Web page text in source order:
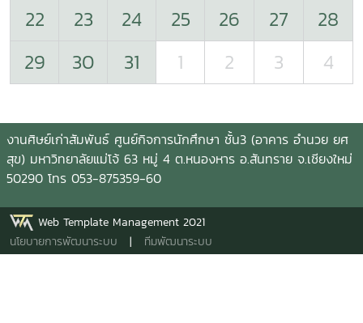
22
23 24 25 26 27
28
29
30 31 1 2 3 4
งานศิษย์เก่าสัมพันธ์ ศูนย์กิจการนักศึกษา ชั้น3 (อาคาร อำนวย ยศ
สุข) มหาวิทยาลัยแม่โจ้ 63 หมู่ 4 ต.หนองหาร อ.สันทราย จ.เชียงใหม่
50290 โทร 053-875359-60
Web Template Management 2021
นโยบายการพัฒนาระบบ | ทีมพัฒนาระบบ